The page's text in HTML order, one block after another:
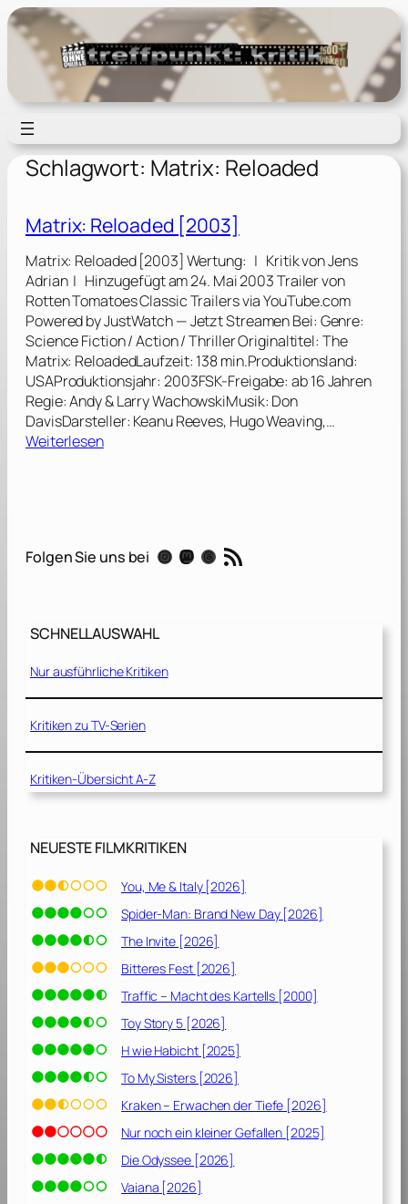
Zum
Inhalt
springen
Schlagwort: Matrix: Reloaded
Matrix: Reloaded [2003]
Matrix: Reloaded [2003] Wertung: | Kritik von Jens
Adrian | Hinzugefügt am 24. Mai 2003 Trailer von
Rotten Tomatoes Classic Trailers via YouTube.com
Powered by JustWatch — Jetzt Streamen Bei: Genre:
Science Fiction / Action / Thriller Originaltitel: The
Matrix: ReloadedLaufzeit: 138 min.Produktionsland:
USAProduktionsjahr: 2003FSK-Freigabe: ab 16 Jahren
Regie: Andy & Larry WachowskiMusik: Don
DavisDarsteller: Keanu Reeves, Hugo Weaving,…
Weiterlesen:
x
l
a
d
e
2
0
3
Folgen Sie uns bei Instagram Mastodon Threads RSS-Feed
SCHNELLAUSWAHL
Nur ausführliche Kritiken
Kritiken zu TV-Serien
Kritiken-Übersicht A-Z
NEUESTE FILMKRITIKEN
You, Me & Italy [2026]
Spider-Man: Brand New Day [2026]
The Invite [2026]
Bitteres Fest [2026]
Traffic – Macht des Kartells [2000]
Toy Story 5 [2026]
H wie Habicht [2025]
To My Sisters [2026]
Kraken – Erwachen der Tiefe [2026]
Nur noch ein kleiner Gefallen [2025]
Die Odyssee [2026]
Vaiana [2026]